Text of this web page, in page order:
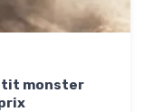
monster